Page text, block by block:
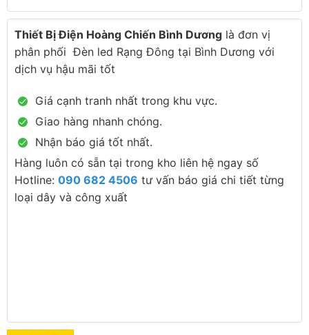
Thiết Bị Điện Hoàng Chiến Bình Dương là đơn vị
phân phối Đèn led Rạng Đông tại Bình Dương với
dịch vụ hậu mãi tốt
Giá cạnh tranh nhất trong khu vực.
Giao hàng nhanh chóng.
Nhận báo giá tốt nhất.
Hàng luôn có sẵn tại trong kho liên hệ ngay số
Hotline: 090 682 4506 tư vấn báo giá chi tiết từng
loại dây và công xuất